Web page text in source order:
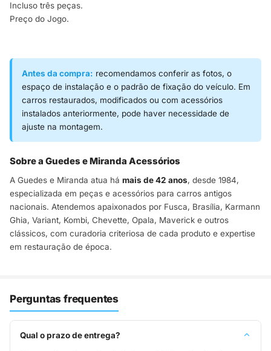
Incluso três peças.
Preço do Jogo.
Antes da compra: recomendamos conferir as fotos, o
espaço de instalação e o padrão de fixação do veículo. Em
carros restaurados, modificados ou com acessórios
instalados anteriormente, pode haver necessidade de
ajuste na montagem.
Sobre a Guedes e Miranda Acessórios
A Guedes e Miranda atua há mais de 42 anos, desde 1984,
especializada em peças e acessórios para carros antigos
nacionais. Atendemos apaixonados por Fusca, Brasília, Karmann
Ghia, Variant, Kombi, Chevette, Opala, Maverick e outros
clássicos, com curadoria criteriosa de cada produto e expertise
em restauração de época.
Perguntas frequentes
Qual o prazo de entrega?